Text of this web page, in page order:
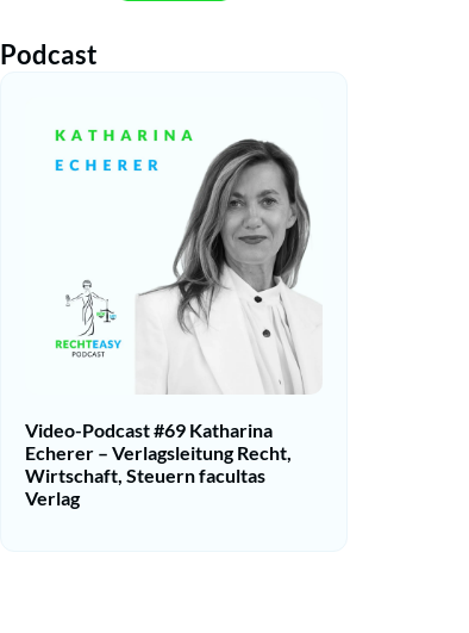
Podcast
Video-Podcast #69 Katharina
Echerer – Verlagsleitung Recht,
Wirtschaft, Steuern facultas
Verlag